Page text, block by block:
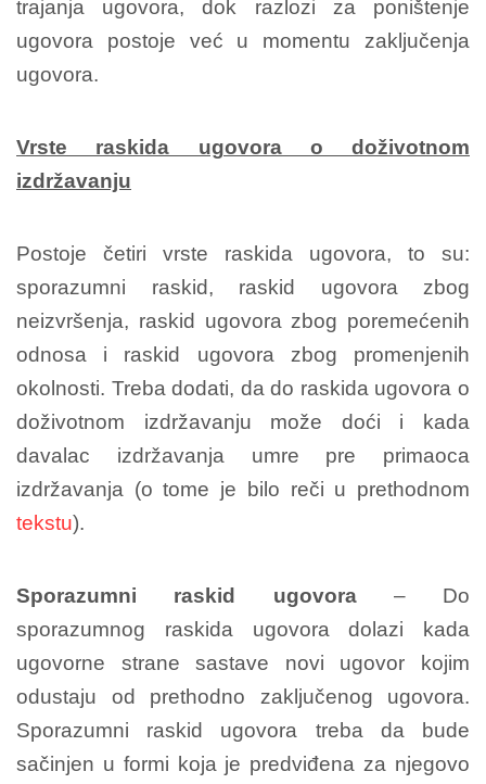
trajanja ugovora, dok razlozi za poništenje
ugovora postoje već u momentu zaključenja
ugovora.
Vrste raskida ugovora o doživotnom
izdržavanju
Postoje četiri vrste raskida ugovora, to su:
sporazumni raskid, raskid ugovora zbog
neizvršenja, raskid ugovora zbog poremećenih
odnosa i raskid ugovora zbog promenjenih
okolnosti. Treba dodati, da do raskida ugovora o
doživotnom izdržavanju može doći i kada
davalac izdržavanja umre pre primaoca
izdržavanja (o tome je bilo reči u prethodnom
tekstu).
Sporazumni raskid ugovora– Do
sporazumnog raskida ugovora dolazi kada
ugovorne strane sastave novi ugovor kojim
odustaju od prethodno zaključenog ugovora.
Sporazumni raskid ugovora treba da bude
sačinjen u formi koja je predviđena za njegovo